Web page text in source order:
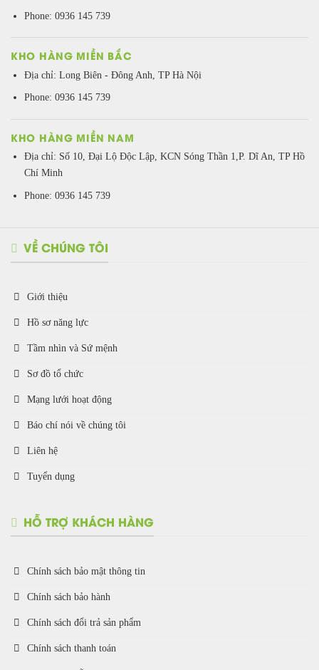
Phone: 0936 145 739
KHO HÀNG MIỀN BẮC
Địa chỉ: Long Biên - Đông Anh, TP Hà Nội
Phone: 0936 145 739
KHO HÀNG MIỀN NAM
Địa chỉ: Số 10, Đại Lộ Độc Lập, KCN Sóng Thần 1,P. Dĩ An, TP Hồ
Chí Minh
Phone: 0936 145 739
VỀ CHÚNG TÔI
Giới thiệu
Hồ sơ năng lực
Tầm nhìn và Sứ mệnh
Sơ đồ tổ chức
Mạng lưới hoạt động
Báo chí nói về chúng tôi
Liên hệ
Tuyển dụng
HỖ TRỢ KHÁCH HÀNG
Chính sách bảo mật thông tin
Chính sách bảo hành
Chính sách đổi trả sản phẩm
Chính sách thanh toán